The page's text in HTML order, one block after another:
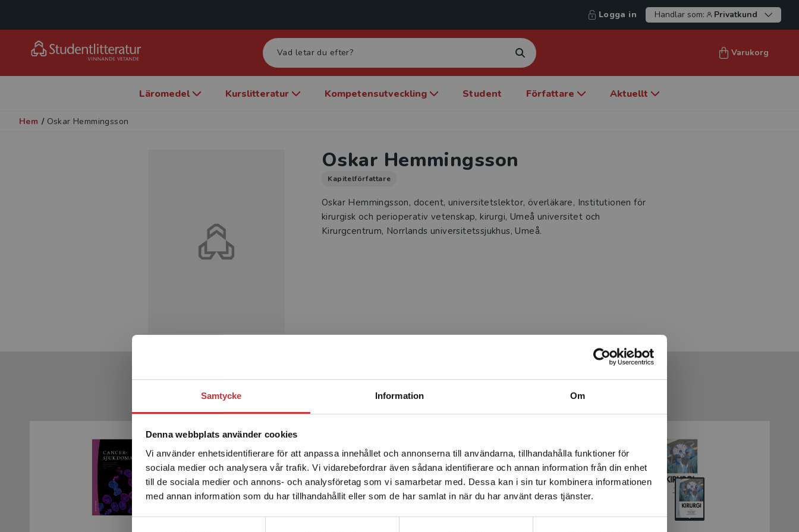
Samtycke Information Om
Denna webbplats använder cookies
Vi använder enhetsidentifierare för att anpassa innehållet och annonserna till användarna, tillhandahålla funktioner för
sociala medier och analysera vår trafik. Vi vidarebefordrar även sådana identifierare och annan information från din enhet
till de sociala medier och annons- och analysföretag som vi samarbetar med. Dessa kan i sin tur kombinera informationen
med annan information som du har tillhandahållit eller som de har samlat in när du har använt deras tjänster.
Begränsad fraktregion
Det verkar som att du besöker studentlitteratur.se via en
enhet utanför Sverige. Vi erbjuder inte leveranser utanför
Sverige. För att kunna slutföra ett köp måste
leveransadressen vara i Sverige.Läs mer
Logga in Handlar som: Privatkund
Varukorg
Läromedel Kurslitteratur Kompetensutveckling Student Författare Aktuellt
Hem / Oskar Hemmingsson
Oskar Hemmingsson
Kapitelförfattare
Oskar Hemmingsson, docent, universitetslektor, överläkare, Institutionen för
kirurgisk och perioperativ vetenskap, kirurgi, Umeå universitet och
Kirurgcentrum, Norrlands universitetssjukhus, Umeå.
Produkter